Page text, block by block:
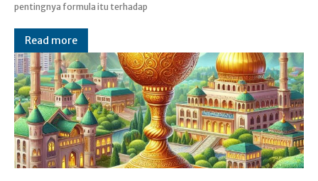
pentingnya formula itu terhadap
Read more